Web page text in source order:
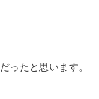
だったと思います。